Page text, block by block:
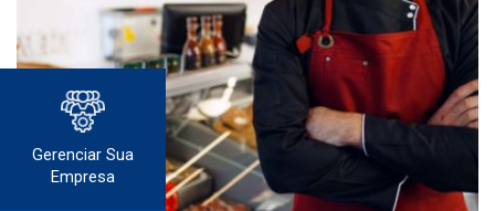
Gerenciar Sua
Empresa